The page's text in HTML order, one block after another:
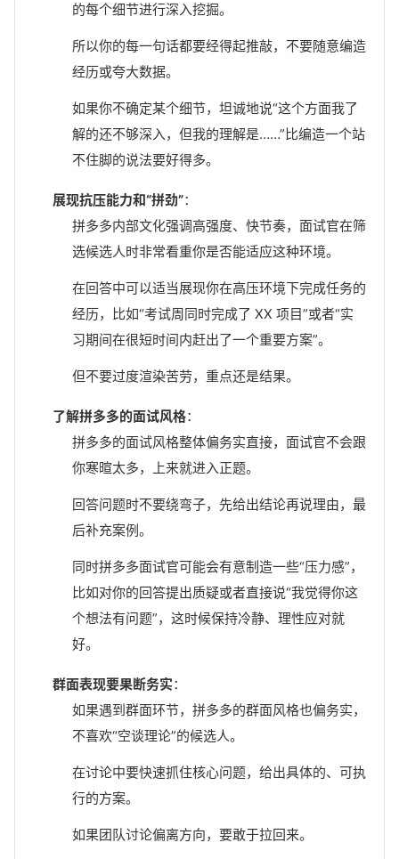
的每个细节进行深入挖掘。
所以你的每一句话都要经得起推敲，不要随意编造
经历或夸大数据。
如果你不确定某个细节，坦诚地说“这个方面我了
解的还不够深入，但我的理解是……”比编造一个站
不住脚的说法要好得多。
展现抗压能力和“拼劲”：
拼多多内部文化强调高强度、快节奏，面试官在筛
选候选人时非常看重你是否能适应这种环境。
在回答中可以适当展现你在高压环境下完成任务的
经历，比如“考试周同时完成了 XX 项目”或者“实
习期间在很短时间内赶出了一个重要方案”。
但不要过度渲染苦劳，重点还是结果。
了解拼多多的面试风格：
拼多多的面试风格整体偏务实直接，面试官不会跟
你寒暄太多，上来就进入正题。
回答问题时不要绕弯子，先给出结论再说理由，最
后补充案例。
同时拼多多面试官可能会有意制造一些“压力感”，
比如对你的回答提出质疑或者直接说“我觉得你这
个想法有问题”，这时候保持冷静、理性应对就
好。
群面表现要果断务实：
如果遇到群面环节，拼多多的群面风格也偏务实，
不喜欢“空谈理论”的候选人。
在讨论中要快速抓住核心问题，给出具体的、可执
行的方案。
如果团队讨论偏离方向，要敢于拉回来。